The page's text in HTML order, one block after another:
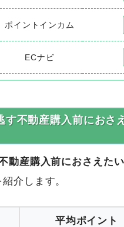
ポイントインカム
ECナビ
す不動産購入前におさ
動産購入前におさえたい
介します。
平均ポイント